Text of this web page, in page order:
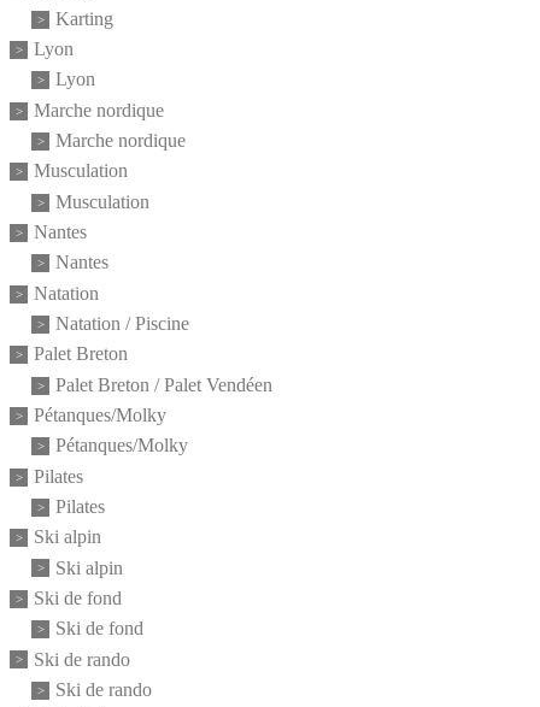
Karting
Lyon
Lyon
Marche nordique
Marche nordique
Musculation
Musculation
Nantes
Nantes
Natation
Natation / Piscine
Palet Breton
Palet Breton / Palet Vendéen
Pétanques/Molky
Pétanques/Molky
Pilates
Pilates
Ski alpin
Ski alpin
Ski de fond
Ski de fond
Ski de rando
Ski de rando